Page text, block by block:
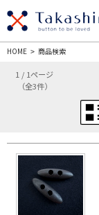
HOME > 商品検索
1 / 1ページ
（全3件）